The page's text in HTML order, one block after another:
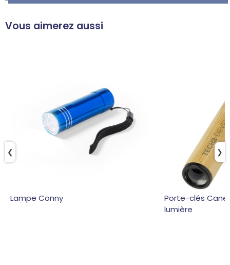
Vous aimerez aussi
Lampe Conny
Porte-clés
lumière
❯
❮